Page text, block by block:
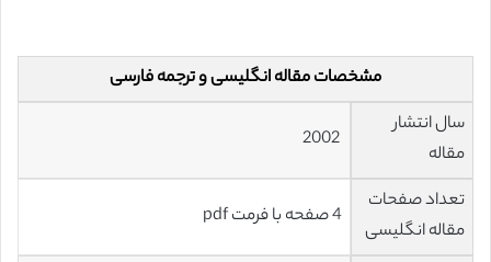
مشخصات مقاله انگلیسی و ترجمه فارسی
سال انتشار
مقاله
تعداد صفحات
مقاله انگلیسی
4 صفحه با فرمت pdf